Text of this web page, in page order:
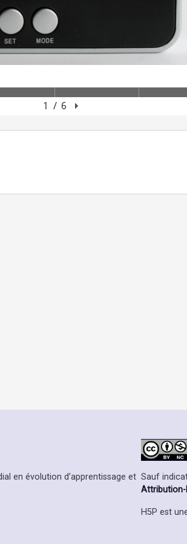
en évolution d’apprentissage et Sauf
Attribution-
H5P est